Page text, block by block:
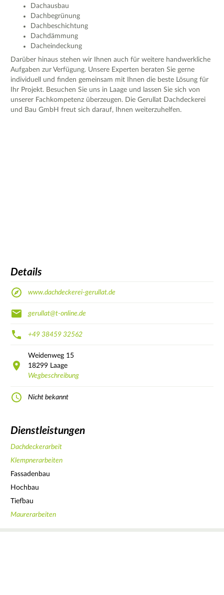
Dachausbau
Dachbegrünung
Dachbeschichtung
Dachdämmung
Dacheindeckung
Darüber hinaus stehen wir Ihnen auch für weitere handwerkliche
Aufgaben zur Verfügung. Unsere Experten beraten Sie gerne
individuell und finden gemeinsam mit Ihnen die beste Lösung für
Ihr Projekt. Besuchen Sie uns in Laage und lassen Sie sich von
unserer Fachkompetenz überzeugen. Die Gerullat Dachdeckerei
und Bau GmbH freut sich darauf, Ihnen weiterzuhelfen.
Details
www.dachdeckerei-gerullat.de
gerullat@t-online.de
+49 38459 32562
Weidenweg 15
18299 Laage
Wegbeschreibung
Nicht bekannt
Dienstleistungen
Dachdeckerarbeit
Klempnerarbeiten
Fassadenbau
Hochbau
Tiefbau
Maurerarbeiten